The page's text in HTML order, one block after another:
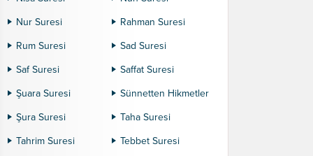
Nur Suresi
Rahman Suresi
Rum Suresi
Sad Suresi
Saf Suresi
Saffat Suresi
Şuara Suresi
Sünnetten Hikmetler
Şura Suresi
Taha Suresi
Tahrim Suresi
Tebbet Suresi